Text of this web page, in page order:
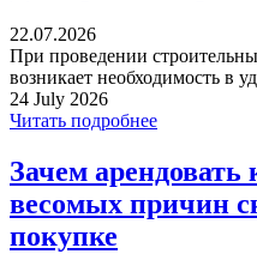
22.07.2026
При проведении
возникает необходимость в
24 July 2026
Читать подробнее
Зачем арендовать
весомых причин
покупке